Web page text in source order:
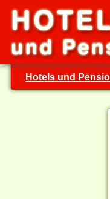
Hotels und